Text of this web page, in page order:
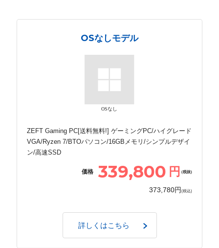
OSなしモデル
OSなし
ZEFT Gaming PC[送料無料!] ゲーミングPC/ハイグレード
VGA/Ryzen 7/BTOパソコン/16GBメモリ/シンプルデザイ
ン/高速SSD
価格 339,800 円 (税抜)
373,780円 (税込)
詳しくはこちら